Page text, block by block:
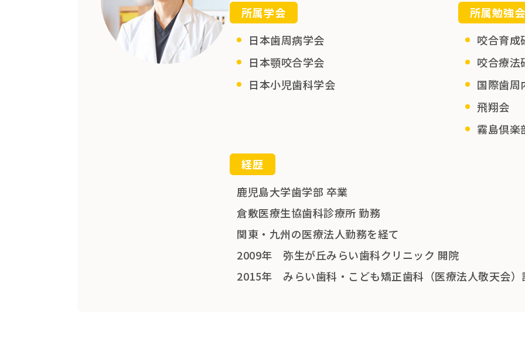
所属学会
日本歯周病学会
日本顎咬合学会
日本小児歯科学会
所属勉強
咬合育成
咬合療法
国際歯周
飛翔会
霧島倶楽
経歴
鹿児島大学歯学部 卒業
倉敷医療生協歯科診療所 勤務
関東・九州の医療法人勤務を経て
2009年 弥生が丘みらい歯科クリニック 開院
2015年 みらい歯科・こども矯正歯科（医療法人敬天会）